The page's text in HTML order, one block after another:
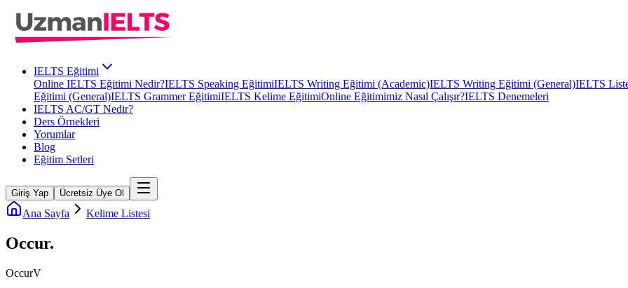
IELTS Eğitimi
Online IELTS Eğitimi Nedir?IELTS Speaking EğitimiIELTS Writing Eğitimi (Academic)IELTS Writing Eğitimi (General)IELTS
Eğitimi (General)IELTS Grammer EğitimiIELTS Kelime EğitimiOnline Eğitimimiz Nasıl Çalışır?IELTS Denemeleri
IELTS AC/GT Nedir?
Ders Örnekleri
Yorumlar
Blog
Eğitim Setleri
Giriş Yap Ücretsiz Üye Ol
Ana Sayfa Kelime Listesi
Occur.
OccurV